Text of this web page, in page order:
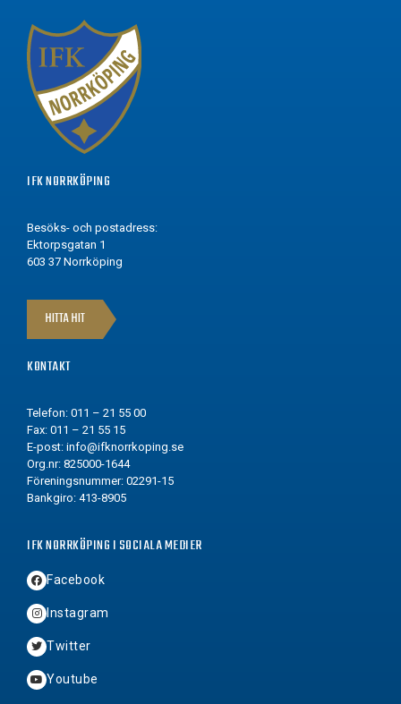
IFK NORRKÖPING
Besöks- och postadress:
Ektorpsgatan 1
603 37 Norrköping
HITTA HIT
KONTAKT
Telefon: 011 – 21 55 00
Fax: 011 – 21 55 15
E-post: info@ifknorrkoping.se
Org.nr: 825000-1644
Föreningsnummer: 02291-15
Bankgiro: 413-8905
IFK NORRKÖPING I SOCIALA MEDIER
Facebook
Instagram
Twitter
Youtube